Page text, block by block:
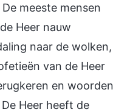
meeste mensen
Heer nauw
naar de wolken,
van de Heer
en woorden
Heer heeft de